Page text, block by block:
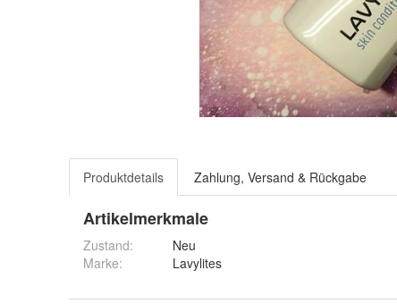
Produktdetails Zahlung, Versand & Rückgabe
Artikelmerkmale
Zustand:
Neu
Marke:
Lavylites